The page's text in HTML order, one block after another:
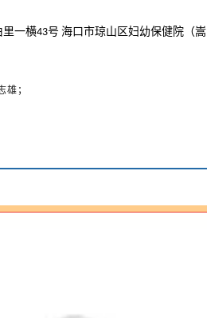
里一横43号 海口市琼山区妇幼保健院（嵩
；